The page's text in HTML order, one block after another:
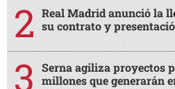
Real Madrid anunció la
su contrato y
Serna agiliza proyectos
millones que generarán